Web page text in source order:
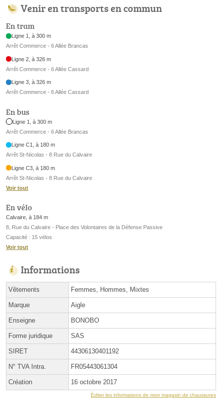
Venir en transports en commun
En tram
Ligne 1, à 300 m
Arrêt Commerce - 6 Allée Brancas
Ligne 2, à 326 m
Arrêt Commerce - 6 Allée Cassard
Ligne 3, à 326 m
Arrêt Commerce - 6 Allée Cassard
En bus
Ligne 1, à 300 m
Arrêt Commerce - 6 Allée Brancas
Ligne C1, à 180 m
Arrêt St-Nicolas - 8 Rue du Calvaire
Ligne C3, à 180 m
Arrêt St-Nicolas - 8 Rue du Calvaire
Voir tout
En vélo
Calvaire, à 184 m
8, Rue du Calvaire - Place des Volontaires de la Défense Passive
Capacité : 15 vélos
Voir tout
Informations
Vêtements Femmes, Hommes, Mixtes
Marque Aigle
Enseigne BONOBO
Forme juridique SAS
SIRET 44306130401192
N° TVA Intra. FR05443061304
Création 16 octobre 2017
Éditer les informations de mon magasin de chaussures